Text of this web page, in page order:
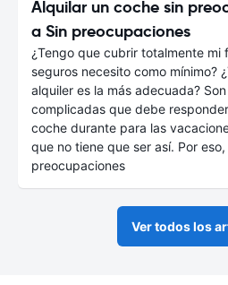
Alquilar un coche sin
a Sin preocupaciones
¿Tengo que cubrir totalmente mi
seguros necesito como mínimo?
alquiler es la más adecuada?
complicadas que debe
coche durante para las
que no tiene que ser así. Por
preocupaciones
Ver todos los